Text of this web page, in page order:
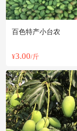
百色特产小台农
¥3.00/斤